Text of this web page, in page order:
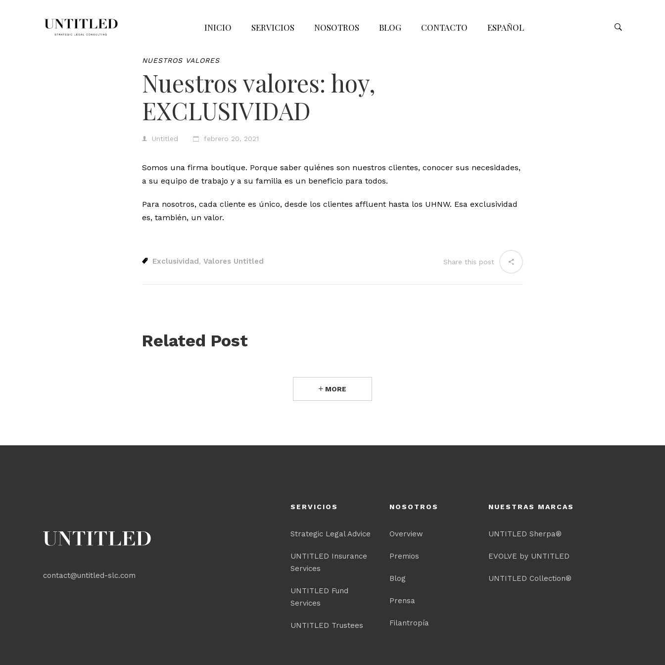
INICIO SERVICIOS NOSOTROS BLOG CONTACTO ESPAÑOL
NUESTROS VALORES
Nuestros valores: hoy,
EXCLUSIVIDAD
Untitled febrero 20, 2021
Somos una firma boutique. Porque saber quiénes son nuestros clientes, conocer sus necesidades,
a su equipo de trabajo y a su familia es un beneficio para todos.
Para nosotros, cada cliente es único, desde los clientes affluent hasta los UHNW. Esa exclusividad
es, también, un valor.
Exclusividad, Valores Untitled Share this post
Related Post
MORE
contact@untitled-slc.com
NUESTRAS MARCAS
UNTITLED Sherpa®
EVOLVE by UNTITLED
UNTITLED Collection®
SERVICIOS
Strategic Legal Advice
UNTITLED Insurance
Services
UNTITLED Fund
Services
UNTITLED Trustees
NOSOTROS
Overview
Premios
Blog
Prensa
Filantropía